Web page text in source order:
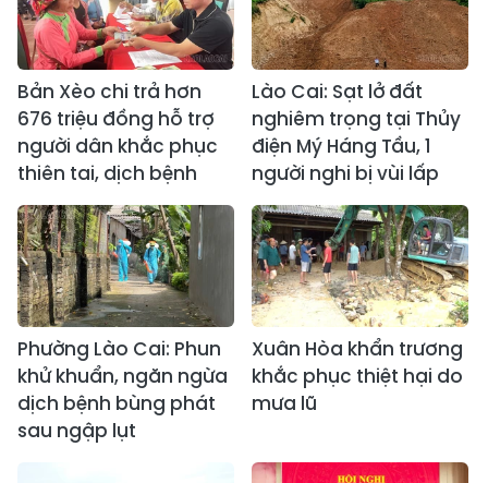
Bản Xèo chi trả hơn
676 triệu đồng hỗ trợ
người dân khắc phục
thiên tai, dịch bệnh
Lào Cai: Sạt lở đất
nghiêm trọng tại Thủy
điện Mý Háng Tầu, 1
người nghi bị vùi lấp
Phường Lào Cai: Phun
khử khuẩn, ngăn ngừa
dịch bệnh bùng phát
sau ngập lụt
Xuân Hòa khẩn trương
khắc phục thiệt hại do
mưa lũ